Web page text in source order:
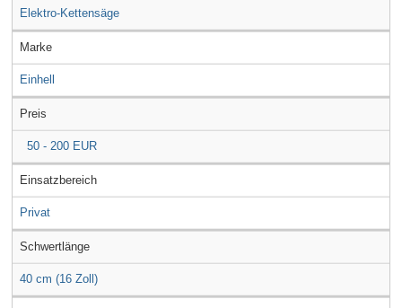
Elektro-Kettensäge
Marke
Einhell
Preis
50 - 200 EUR
Einsatzbereich
Privat
Schwertlänge
40 cm (16 Zoll)